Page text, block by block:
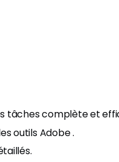
tâches complète et
outils Adobe .